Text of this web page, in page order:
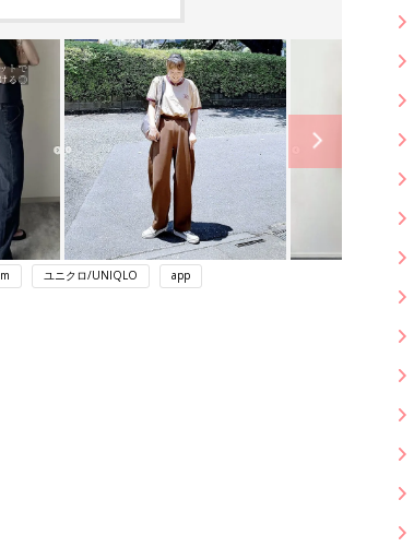
ユニクロ/UNIQLO app